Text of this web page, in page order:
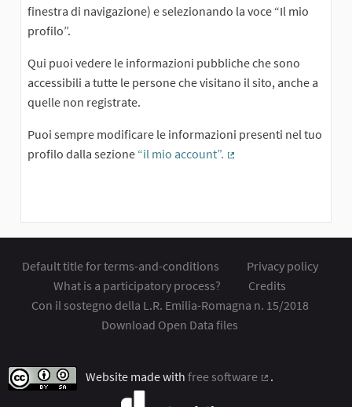
finestra di navigazione) e selezionando la voce “Il mio
profilo”.
Qui puoi vedere le informazioni pubbliche che sono
accessibili a tutte le persone che visitano il sito, anche a
quelle non registrate.
Puoi sempre modificare le informazioni presenti nel tuo
profilo dalla sezione “il mio account”.
Default title for terms-and-conditions
Privacy policy
What is a participatory process?
Credits
Con il sostegno della L.R. Emilia-Romagna n. 15/2018
Download Open Data files
Website made with free software
.